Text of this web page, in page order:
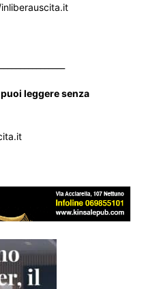
leggere senza